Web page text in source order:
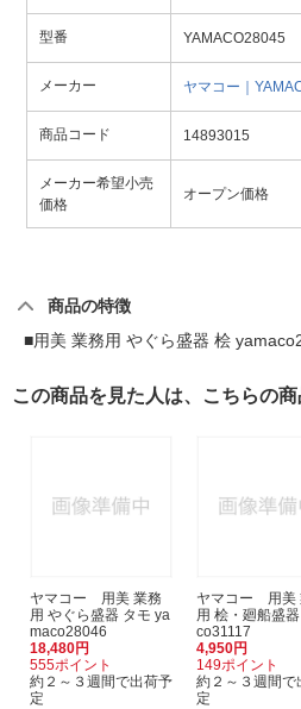
型番 YAMACO28045
メーカー ヤマコー｜
商品コード 14893015
メーカー希望小売
価格
オープン価格
商品の特徴
■用美 業務用 やぐら盛器 桧
この商品を見た人は、こちらの
ヤマコー 用美 業務
用 やぐら盛器 タモ ya
maco28046
18,480円
555ポイント
約２～３週間で出荷予
定
ヤマコー 用美
用 桧・廻船盛
co31117
4,950円
149ポイント
約２～３週間で
定